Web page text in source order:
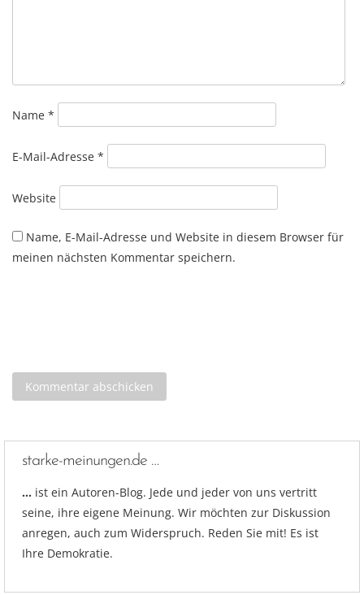
Name *
E-Mail-Adresse *
Website
Name, E-Mail-Adresse und Website in diesem Browser für
meinen nächsten Kommentar speichern.
starke-meinungen.de …
… ist ein Autoren-Blog. Jede und jeder von uns vertritt
seine, ihre eigene Meinung. Wir möchten zur Diskussion
anregen, auch zum Widerspruch. Reden Sie mit! Es ist
Ihre Demokratie.